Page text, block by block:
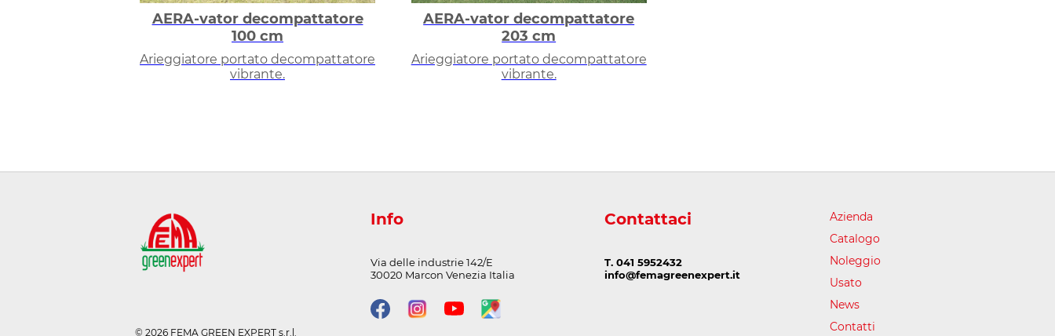
AERA-vator decompattatore
100 cm
Arieggiatore portato decompattatore
vibrante.
AERA-vator decompattatore
203 cm
Arieggiatore portato decompattatore
vibrante.
Info
Via delle industrie 142/E
30020 Marcon Venezia Italia
Contattaci
T. 041 5952432
info@femagreenexpert.it
Azienda
Catalogo
Noleggio
Usato
News
Contatti
© 2026 FEMA GREEN EXPERT s.r.l.